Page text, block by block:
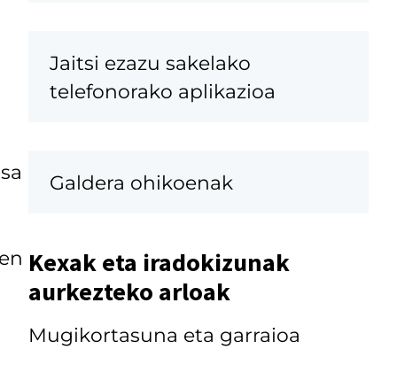
Jaitsi ezazu sakelako
telefonorako aplikazioa
Galdera ohikoenak
Kexak eta iradokizunak
aurkezteko arloak
Mugikortasuna eta garraioa